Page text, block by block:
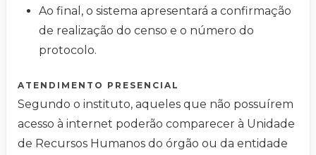
Ao final, o sistema apresentará a confirmação
de realização do censo e o número do
protocolo.
ATENDIMENTO PRESENCIAL
Segundo o instituto, aqueles que não possuírem
acesso à internet poderão comparecer à Unidade
de Recursos Humanos do órgão ou da entidade